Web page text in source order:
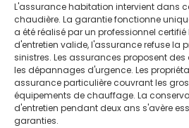
L'assurance habitation intervient dans
chaudière. La garantie fonctionne
a été réalisé par un professionnel certifié
d'entretien valide, l'assurance refuse la
sinistres. Les assurances proposent
les dépannages d'urgence. Les
assurance particulière couvrant les
équipements de chauffage. La
d'entretien pendant deux ans s'avère
garanties.